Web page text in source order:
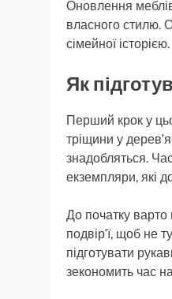
Оновлення
власного стилю.
сімейної історією.
Як
Перший крок у
тріщини у
знадобляться.
екземпляри, які
До початку варто
подвір’ї, щоб не
підготувати
зекономить час